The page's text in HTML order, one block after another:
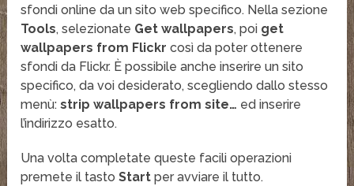
sfondi online da un sito web specifico. Nella sezione
Tools, selezionate Get wallpapers, poi get
wallpapers from Flickr così da poter ottenere
sfondi da Flickr. È possibile anche inserire un sito
specifico, da voi desiderato, scegliendo dallo stesso
menù:strip wallpapers from site… ed inserire
l’indirizzo esatto.
Una volta completate queste facili operazioni
premete il tastoStart per avviare il tutto.